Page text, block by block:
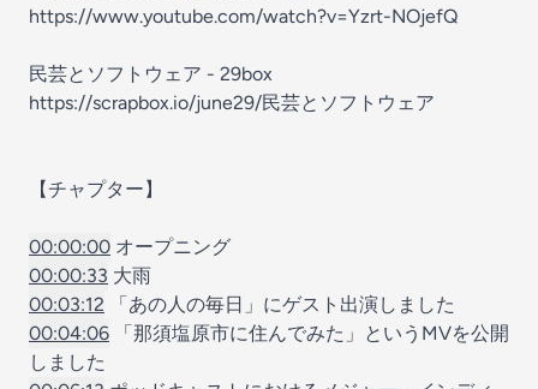
https://www.youtube.com/watch?v=Yzrt-NOjefQ
民芸とソフトウェア - 29box
https://scrapbox.io/june29/民芸とソフトウェア
【チャプター】
00:00:00 オープニング
00:00:33 大雨
00:03:12 「あの人の毎日」にゲスト出演しました
00:04:06 「那須塩原市に住んでみた」というMVを公開
しました